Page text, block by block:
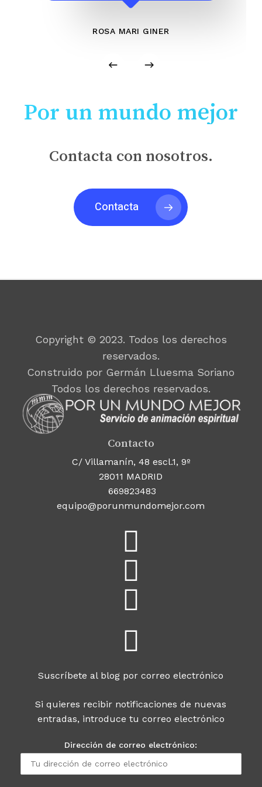
ROSA MARI GINER
Por un mundo mejor
Contacta con nosotros.
Contacta
Copyright © 2023. Todos los derechos
reservados.
Construido por Germán Lluesma Soriano
Todos los derechos reservados.
Contacto
C/ Villamanín, 48 escl.1, 9º
28011 MADRID
669823483
equipo@porunmundomejor.com
Suscríbete al blog por correo electrónico
Si quieres recibir notificaciones de nuevas
entradas, introduce tu correo electrónico
Dirección de correo electrónico: